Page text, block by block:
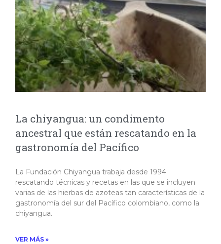
La chiyangua: un condimento
ancestral que están rescatando en la
gastronomía del Pacífico
La Fundación Chiyangua trabaja desde 1994
rescatando técnicas y recetas en las que se incluyen
varias de las hierbas de azoteas tan características de la
gastronomía del sur del Pacífico colombiano, como la
chiyangua.​
VER MÁS »